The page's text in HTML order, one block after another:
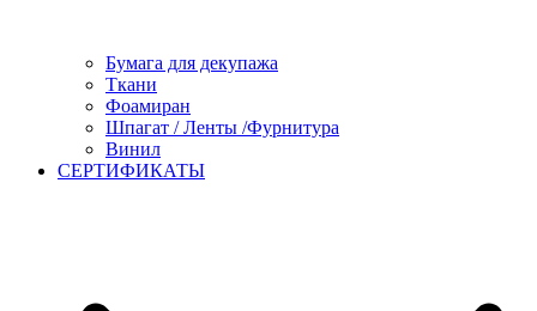
Бумага для декупажа
Ткани
Фоамиран
Шпагат / Ленты /Фурнитура
Винил
СЕРТИФИКАТЫ